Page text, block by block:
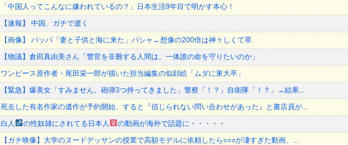
「中国人ってこんなに嫌われているの？」日本生活9年目で明かす本心！
【速報】 中国、ガチで逝く
【画像】 パッパ「妻と子供と海に来た」パシャ←想像の200倍は神々しくて草
【物議】倉田真由美さん「警官を非難する人間は、一体誰の命を守りたいのか」
ワンピース原作者・尾田栄一郎が描いた担当編集の似顔絵「ムダに東大卒」
【緊急】爆美女「すみません。砲弾3つ持ってきました」警察「！？」自衛隊「！？」→結果...
死去した有名作家の遺作が予約開始、すると『信じられない問い合わせがあった』と書店員が...
白人
の性奴隷にされてる日本人
の動画が海外で話題に・・・・・
【ガチ映像】大学のヌードデッサンの授業で高額モデルに依頼したら○○○が凄すぎた動画、...